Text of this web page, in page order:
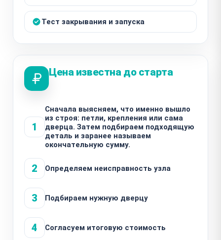
Тест закрывания и запуска
Цена известна до старта
1
Сначала выясняем, что именно вышло
из строя: петли, крепления или сама
дверца. Затем подбираем подходящую
деталь и заранее называем
окончательную сумму.
2 Определяем неисправность узла
3 Подбираем нужную дверцу
4 Согласуем итоговую стоимость